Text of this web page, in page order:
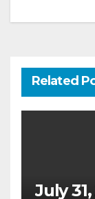
Related
July